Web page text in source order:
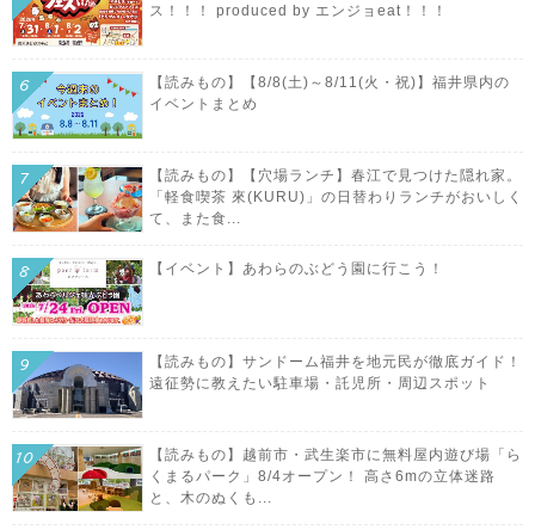
ス！！！ produced by エンジョeat！！！
【読みもの】【8/8(土)～8/11(火・祝)】福井県内の
イベントまとめ
【読みもの】【穴場ランチ】春江で見つけた隠れ家。
「軽食喫茶 來(KURU)」の日替わりランチがおいしく
て、また食...
【イベント】あわらのぶどう園に行こう！
【読みもの】サンドーム福井を地元民が徹底ガイド！
遠征勢に教えたい駐車場・託児所・周辺スポット
【読みもの】越前市・武生楽市に無料屋内遊び場「ら
くまるパーク」8/4オープン！ 高さ6mの立体迷路
と、木のぬくも...